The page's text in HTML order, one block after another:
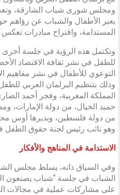
ومجلس شورى شباب الشارقة،
يعبر الأطفال والشباب عن رؤاهم
المستدامة، واقتراح مبادرات
وتكتمل هذه الرؤية في جلسة أخرى
للطفل في نشر ثقافة الاقتصاد
التوعوي للأطفال في نشر مفاهيم
وذلك بتنظيم البرلمان العربي
المملكة المغربية، وفجر أحمد
حميد الخيال، من دولة
من دولة فلسطين، ويديرها أوس
وهو نائب رئيس لجنة حقوق الطفل
الاستدامة في المناهج والأفكار
وفي السياق ذاته، يسلط مجلس
الشباب في جلسة “شباب يصنعون
على مشاركات عملية في مجالات